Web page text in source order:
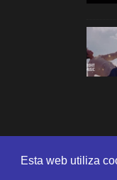
Esta web utiliza